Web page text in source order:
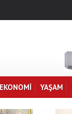
EKONOMI YAŞAM